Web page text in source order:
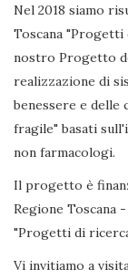
Nel 2018 siamo
Toscana
nostro Progetto
realizzazione di
benessere e delle
fragile" basati
non farmacologi.
Il progetto è
Regione Toscana
"Progetti di
Vi invitiamo a